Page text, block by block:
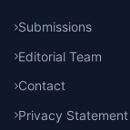
Submissions
Editorial Team
Contact
Privacy Statement